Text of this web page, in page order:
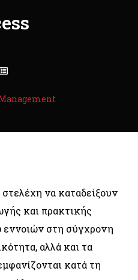
να καταδείξoυν
και πρακτικής
εννοιών στη σύγχρονη
αλλά και τα
κατά τη